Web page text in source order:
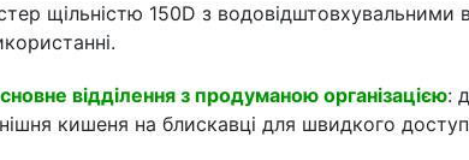
щільністю 150D з
відділення з продуманою організацією:
кишеня на блискавці для швидкого